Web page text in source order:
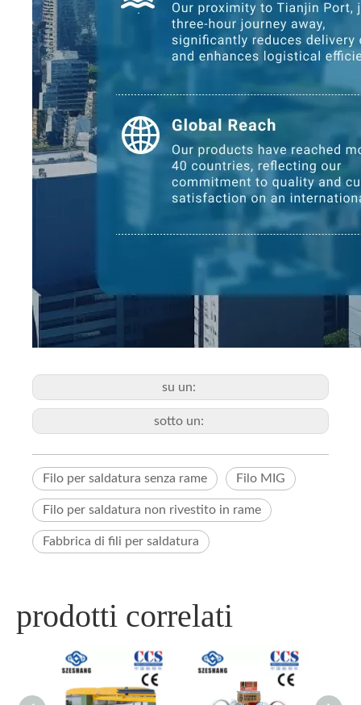
su un:
sotto un:
Filo per saldatura senza rame Filo MIG
Filo per saldatura non rivestito in rame
Fabbrica di fili per saldatura
prodotti correlati